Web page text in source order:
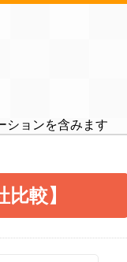
ションを含みます
較】